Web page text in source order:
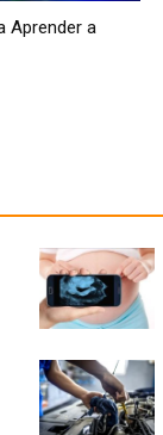
Aprender a